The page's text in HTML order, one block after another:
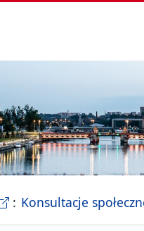
Biletyn Informacji
Konsultacje